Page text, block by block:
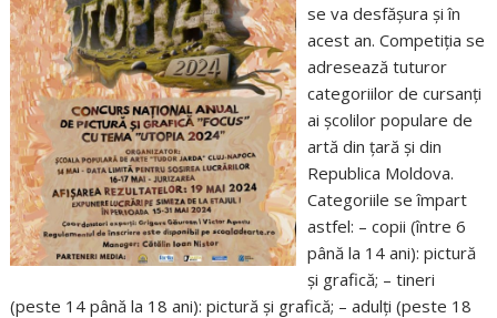
se va desfășura și în
acest an. Competiția se
adresează tuturor
categoriilor de cursanți
ai școlilor populare de
artă din țară și din
Republica Moldova.
Categoriile se împart
astfel: – copii (între 6
până la 14 ani): pictură
și grafică; – tineri
(peste 14 până la 18 ani): pictură și grafică; – adulți (peste 18